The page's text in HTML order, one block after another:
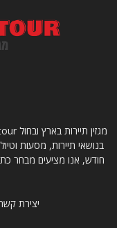
בנושאי תיירות, מסעות
חודש, אנו מציעים מבחר
יצירת